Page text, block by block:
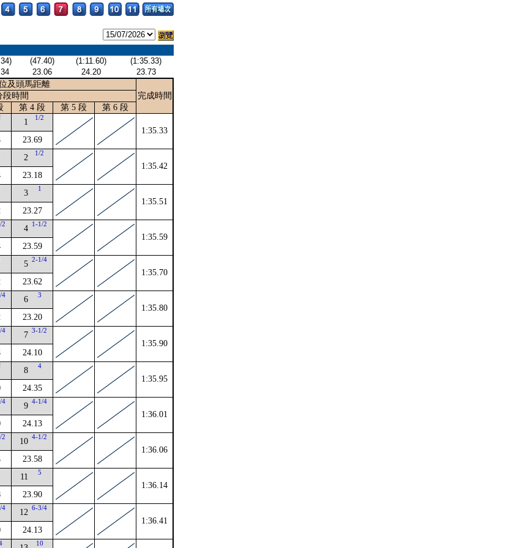
(47.40) (1:11.60)
(1:35.33)
23.06 24.20
23.73
及頭馬距離
完成時間
段時間
第 4 段 第 5 段 第 6 段
1 1/2
23.69
1:35.33
2 1/2
23.18
1:35.42
3 1
23.27
1:35.51
2 4 1-1/2
23.59
1:35.59
5 2-1/4
23.62
1:35.70
4 6 3
23.20
1:35.80
4 7 3-1/2
24.10
1:35.90
8 4
24.35
1:35.95
4 9 4-1/4
24.13
1:36.01
2 10 4-1/2
23.58
1:36.06
11 5
23.90
1:36.14
4 12 6-3/4
24.13
1:36.41
10